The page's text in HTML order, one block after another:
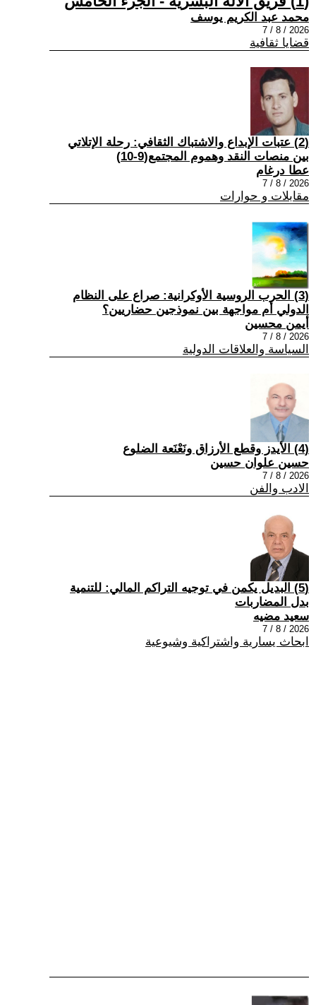
محمد عبد الكريم يوسف
2026 / 8 / 7
قضايا ثقافية
(2) عتبات الإبداع والاشتباك الثقافي: رحلة الإتلاتي
بين منصات النقد وهموم المجتمع(9-10)
عطا درغام
2026 / 8 / 7
مقابلات و حوارات
(3) الحرب الروسية الأوكرانية: صراع على النظام
الدولي أم مواجهة بين نموذجين حضاريين؟
أيمن محسين
2026 / 8 / 7
السياسة والعلاقات الدولية
(4) الأيدز وقطع الأرزاق ونَعْنَعة الضلوع
حسين علوان حسين
2026 / 8 / 7
الادب والفن
(5) البديل يكمن في توجيه التراكم المالي: للتنمية
بدل المضاربات
سعيد مضيه
2026 / 8 / 7
ابحاث يسارية واشتراكية وشيوعية